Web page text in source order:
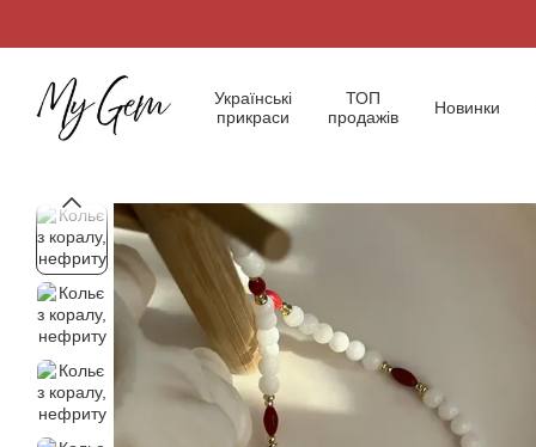
Українські
прикраси
ТОП
продажів
Новинки